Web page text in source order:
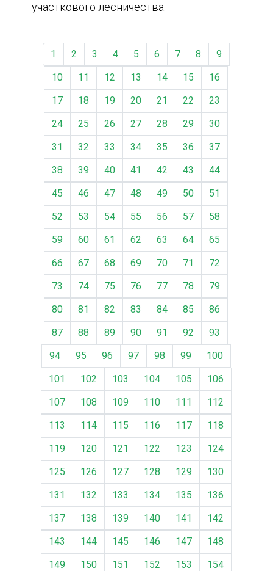
участкового лесничества.
1 2 3 4 5 6 7 8
9
10
11 12 13 14 15
16
17
18 19 20 21 22
23
24
25 26 27 28 29
30
31
32 33 34 35 36
37
38
39 40 41 42 43
44
45
46 47 48 49 50
51
52
53 54 55 56 57
58
59
60 61 62 63 64
65
66
67 68 69 70 71
72
73
74 75 76 77 78
79
80
81 82 83 84 85
86
87
88 89 90 91 92
93
94
95 96 97 98 99
100
101
102 103 104 105
106
107
108 109 110 111
112
113
114 115 116 117
118
119
120 121 122 123
124
125
126 127 128 129
130
131
132 133 134 135
136
137
138 139 140 141
142
143
144 145 146 147
148
149
150 151 152 153
154